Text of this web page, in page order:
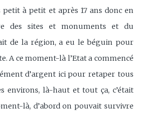
petit à petit et après 17 ans donc en
des sites et monuments et du
de la région, a eu le béguin pour
A ce moment-là l’Etat a commencé
d’argent ici pour retaper tous
environs, là-haut et tout ça, c’était
là, d’abord on pouvait survivre